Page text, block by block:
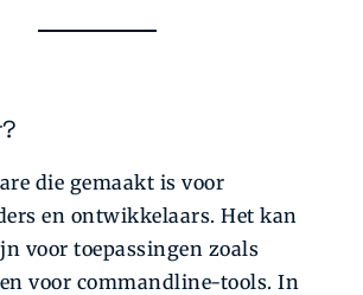
die gemaakt is voor
en ontwikkelaars. Het kan
voor toepassingen zoals
voor commandline-tools. In